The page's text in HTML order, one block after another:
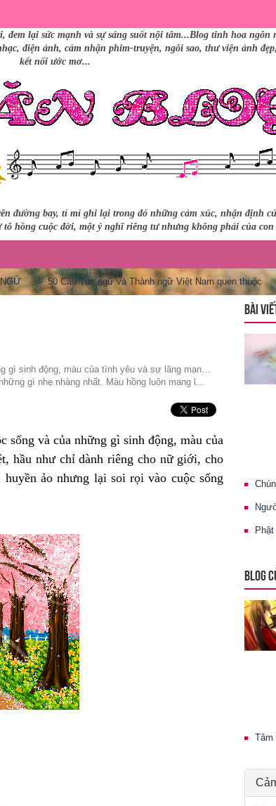
lại sức mạnh và sự sáng suốt nội tâm...Blog tinh hoa
điện ảnh, cảm nhận phim-truyện, ngôi sao, thư viện ảnh
kết nối ước mơ...
đường bay, tỉ mỉ ghi lại trong đó những cảm xúc, nhận định
hồng cuộc đời, một ý nghĩ riêng tư nhưng không phải của
50 Câu Tục ngữ và Thành ngữ Việt Nam quen thuộc
gì sinh động, màu của tình yêu và sự lãng mạn…
gì nhẹ nhàng nhất. Màu hồng luôn mang l...
sống và của những gì sinh động, màu của
hầu như chỉ dành riêng cho nữ giới, cho
huyền ảo nhưng lại soi rọi vào cuộc sống
BÀI
BLOG
Tâm